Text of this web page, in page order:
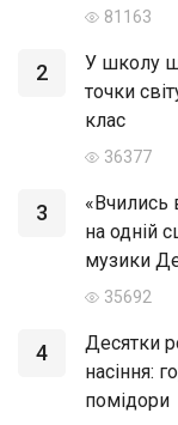
81163
2
У школу
точки
клас
36377
3
«Вчились
на одній
музики
35692
4
Десятки
насіння:
помідори